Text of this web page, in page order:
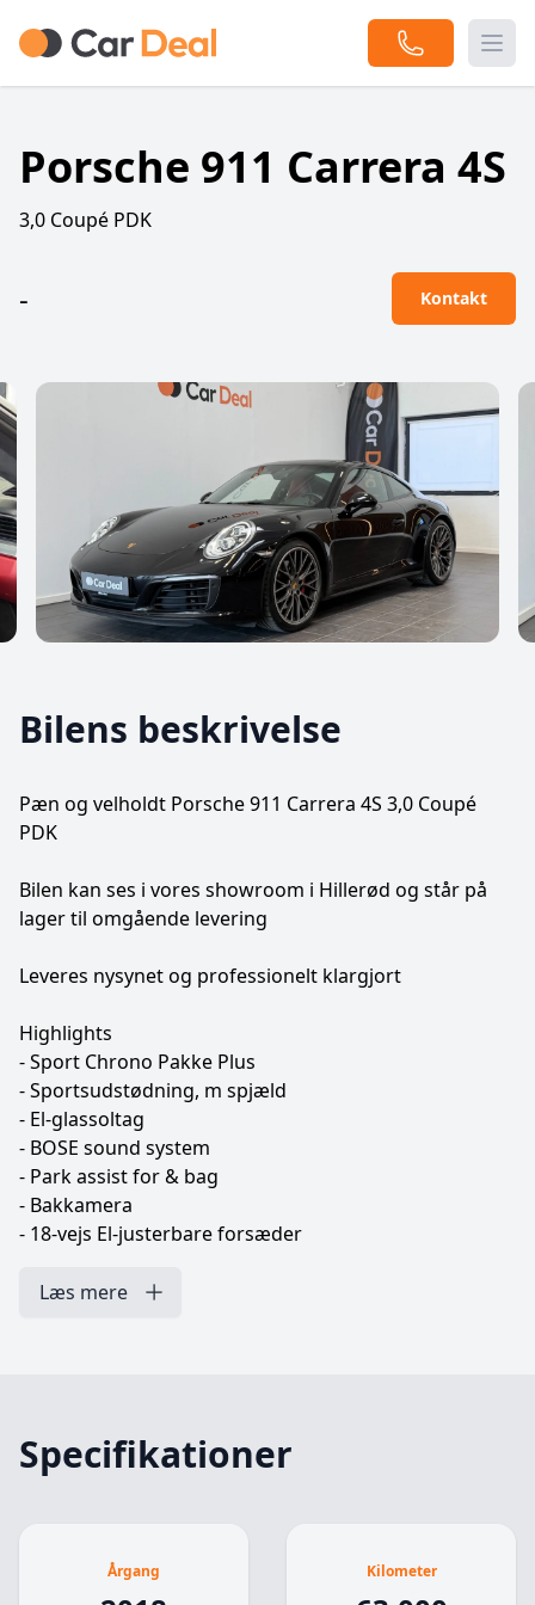
Porsche 911 Carrera 4S
3,0 Coupé PDK
- Kontakt
Bilens beskrivelse
Pæn og velholdt Porsche 911 Carrera 4S 3,0 Coupé
PDK
Bilen kan ses i vores showroom i Hillerød og står på
lager til omgående levering
Leveres nysynet og professionelt klargjort
Highlights
- Sport Chrono Pakke Plus
- Sportsudstødning, m spjæld
- El-glassoltag
- BOSE sound system
- Park assist for & bag
- Bakkamera
- 18-vejs El-justerbare forsæder
- Varme i sæder (forsæder)
- Fartpilot
- Bi-xenon forlygter (Porsche Dynamic Light System
- Porsche Active Suspension Management (PASM)
Læs mere
Specifikationer
Årgang Kilometer